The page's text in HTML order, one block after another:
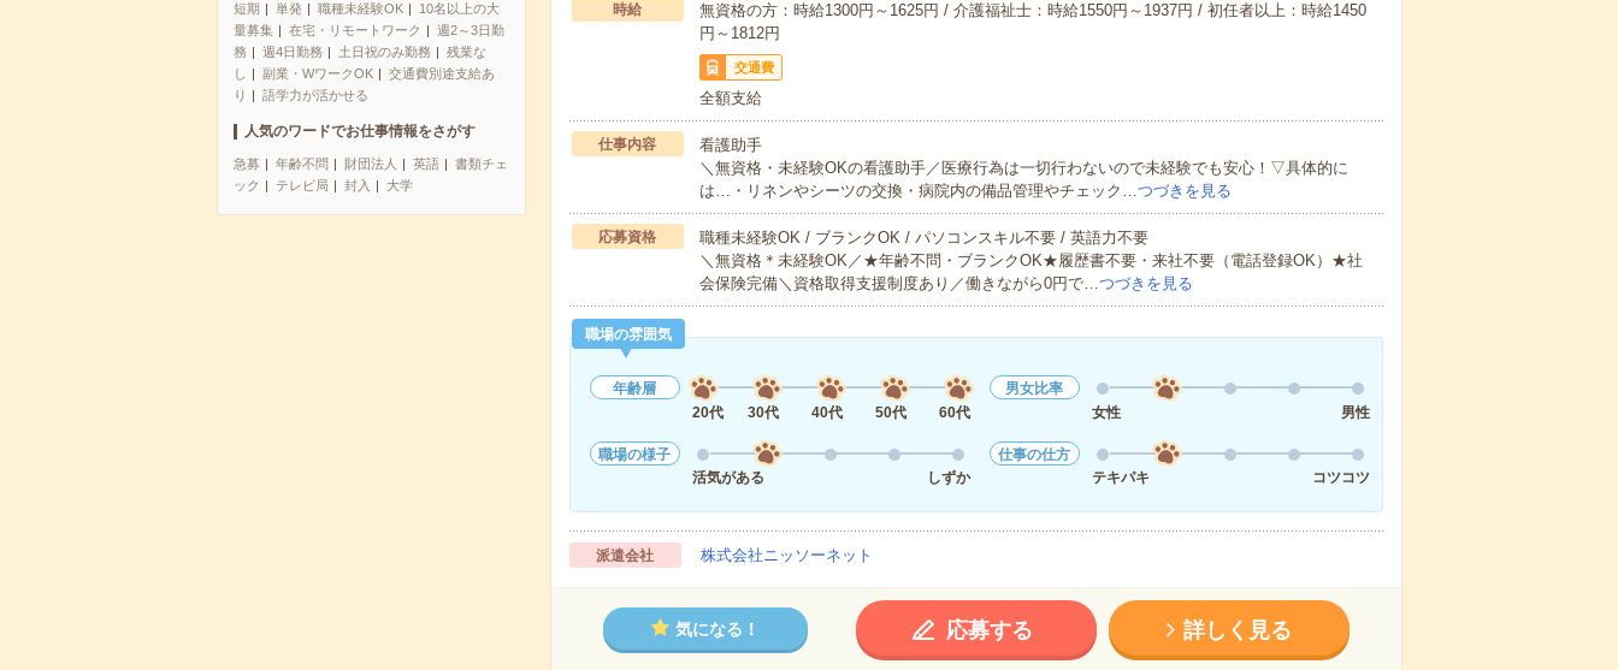
短期 単発 職種未経験OK
10名以上の大
量募集
在宅・リモートワーク
週2～3日勤
務
週4日勤務 土日祝のみ勤務
残業な
し
副業・WワークOK
交通費別途支給あ
り
語学力が活かせる
人気のワードでお仕事情報をさがす
急募 年齢不問 財団法人 英語
書類チェ
ック
テレビ局 封入 大学
時給
無資格の方：時給1300円～1625円 / 介護福祉士：時給1550円～1937円 / 初任者以上：時給1450
円～1812円
交通費
全額支給
仕事内容
看護助手
＼無資格・未経験OKの看護助手／医療行為は一切行わないので未経験でも安心！▽具体的に
は…・リネンやシーツの交換・病院内の備品管理やチェック…つづきを見る
応募資格
職種未経験OK / ブランクOK / パソコンスキル不要 / 英語力不要
＼無資格＊未経験OK／★年齢不問・ブランクOK★履歴書不要・来社不要（電話登録OK）★社
会保険完備＼資格取得支援制度あり／働きながら0円で…つづきを見る
職場の雰囲気
年齢層
20代
30代 40代 50代 60代
男女比率
女性
男性
職場の様子
活気がある
しずか
仕事の仕方
テキパキ
コツコツ
派遣会社 株式会社ニッソーネット
気になる！ 応募する 詳しく見る